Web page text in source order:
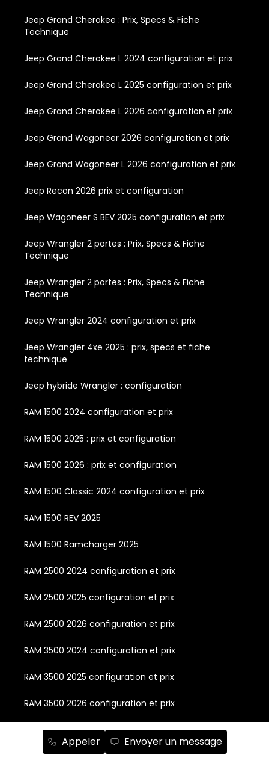
Appeler Envoyer un message
Jeep Grand Cherokee : Prix, Specs & Fiche
Technique
Jeep Grand Cherokee L 2024 configuration et prix
Jeep Grand Cherokee L 2025 configuration et prix
Jeep Grand Cherokee L 2026 configuration et prix
Jeep Grand Wagoneer 2026 configuration et prix
Jeep Grand Wagoneer L 2026 configuration et prix
Jeep Recon 2026 prix et configuration
Jeep Wagoneer S BEV 2025 configuration et prix
Jeep Wrangler 2 portes : Prix, Specs & Fiche
Technique
Jeep Wrangler 2 portes : Prix, Specs & Fiche
Technique
Jeep Wrangler 2024 configuration et prix
Jeep Wrangler 4xe 2025 : prix, specs et fiche
technique
Jeep hybride Wrangler : configuration
RAM 1500 2024 configuration et prix
RAM 1500 2025 : prix et configuration
RAM 1500 2026 : prix et configuration
RAM 1500 Classic 2024 configuration et prix
RAM 1500 REV 2025
RAM 1500 Ramcharger 2025
RAM 2500 2024 configuration et prix
RAM 2500 2025 configuration et prix
RAM 2500 2026 configuration et prix
RAM 3500 2024 configuration et prix
RAM 3500 2025 configuration et prix
RAM 3500 2026 configuration et prix
RAM Chassis Cab 2024 configuration et prix
RAM Chassis Cab 2025 configuration et prix